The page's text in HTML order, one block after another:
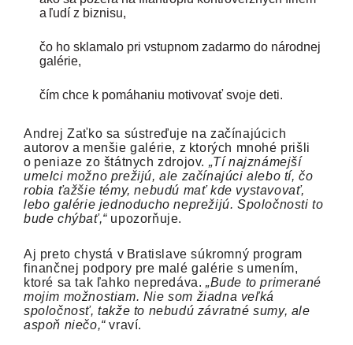
a ľudí z biznisu,
čo ho sklamalo pri vstupnom zadarmo do národnej
galérie,
čím chce k pomáhaniu motivovať svoje deti.
Andrej Zaťko sa sústreďuje na začínajúcich
autorov a menšie galérie, z ktorých mnohé prišli
o peniaze zo štátnych zdrojov. „Tí najznámejší
umelci možno prežijú, ale začínajúci alebo tí, čo
robia ťažšie témy, nebudú mať kde vystavovať,
lebo galérie jednoducho neprežijú. Spoločnosti to
bude chýbať,“upozorňuje.
Aj preto chystá v Bratislave súkromný program
finančnej podpory pre malé galérie s umením,
ktoré sa tak ľahko nepredáva. „Bude to primerané
mojim možnostiam. Nie som žiadna veľká
spoločnosť, takže to nebudú závratné sumy, ale
aspoň niečo,“vraví.